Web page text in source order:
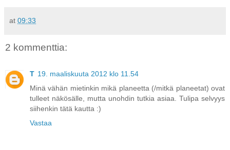
at 09:33
2 kommenttia:
T 19. maaliskuuta 2012 klo 11.54
Minä vähän mietinkin mikä planeetta (/mitkä planeetat) ovat
tulleet näkösälle, mutta unohdin tutkia asiaa. Tulipa selvyys
siihenkin tätä kautta :)
Vastaa